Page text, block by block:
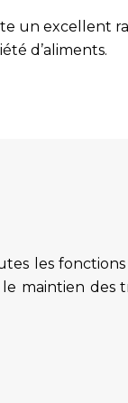
un excellent
d’aliments.
les
maintien des